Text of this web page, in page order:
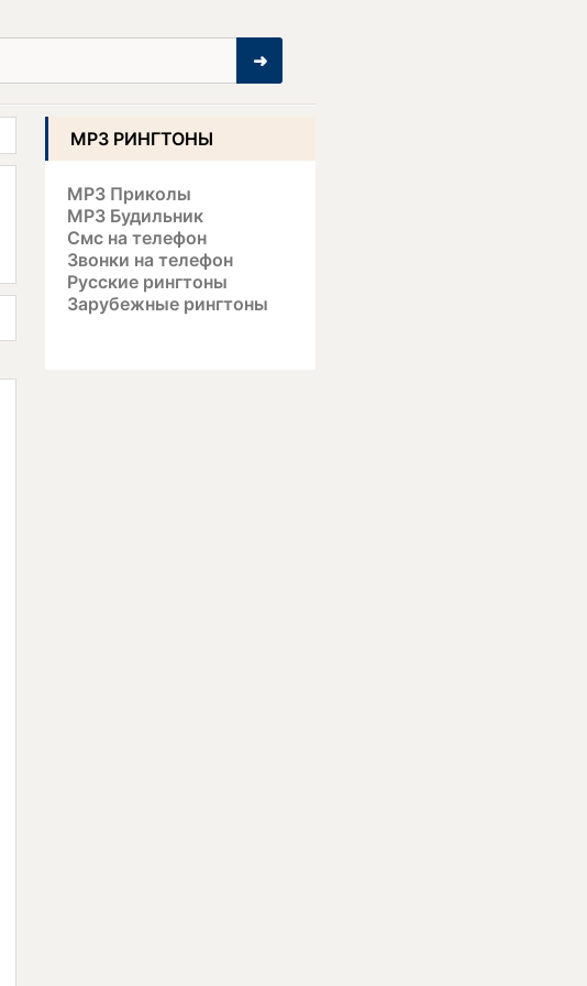
➜
MP3 РИНГТОНЫ
MP3 Приколы
MP3 Будильник
Смс на телефон
Звонки на телефон
Русские рингтоны
Зарубежные рингтоны